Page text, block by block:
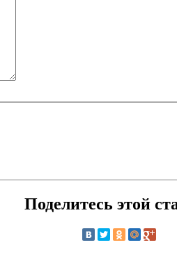
Поделитесь этой